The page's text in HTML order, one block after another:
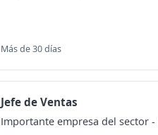
Más de 30 días
Jefe de Ventas
Importante empresa del sector -